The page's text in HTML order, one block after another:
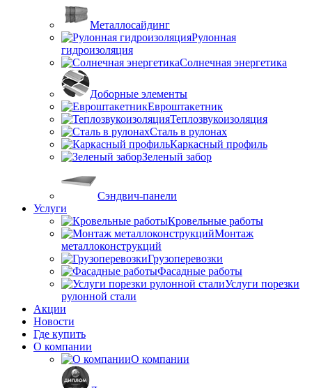
Металлосайдинг
Рулонная
гидроизоляция
Солнечная энергетика
Доборные элементы
Евроштакетник
Теплозвукоизоляция
Сталь в рулонах
Каркасный профиль
Зеленый забор
Сэндвич-панели
Услуги
Кровельные работы
Монтаж
металлоконструкций
Грузоперевозки
Фасадные работы
Услуги порезки
рулонной стали
Акции
Новости
Где купить
О компании
О компании